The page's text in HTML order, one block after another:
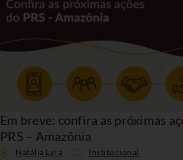
Em breve: confira as próximas
PRS – Amazônia
Natália Lyra Institucional